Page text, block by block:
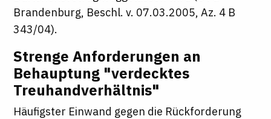
Brandenburg, Beschl. v. 07.03.2005, Az. 4 B
343/04).
Strenge Anforderungen an
Behauptung "verdecktes
Treuhandverhältnis"
Häufigster Einwand gegen die Rückforderung